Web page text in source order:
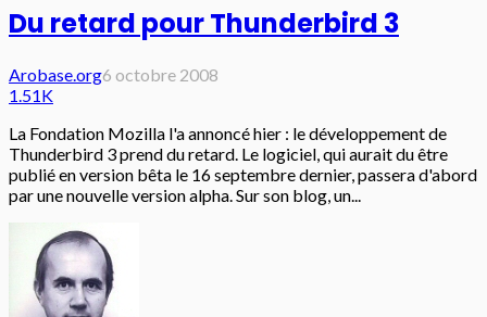
Du retard pour Thunderbird 3
Arobase.org6 octobre 2008
1.51K
La Fondation Mozilla l'a annoncé hier : le développement de
Thunderbird 3 prend du retard. Le logiciel, qui aurait du être
publié en version bêta le 16 septembre dernier, passera d'abord
par une nouvelle version alpha. Sur son blog, un...